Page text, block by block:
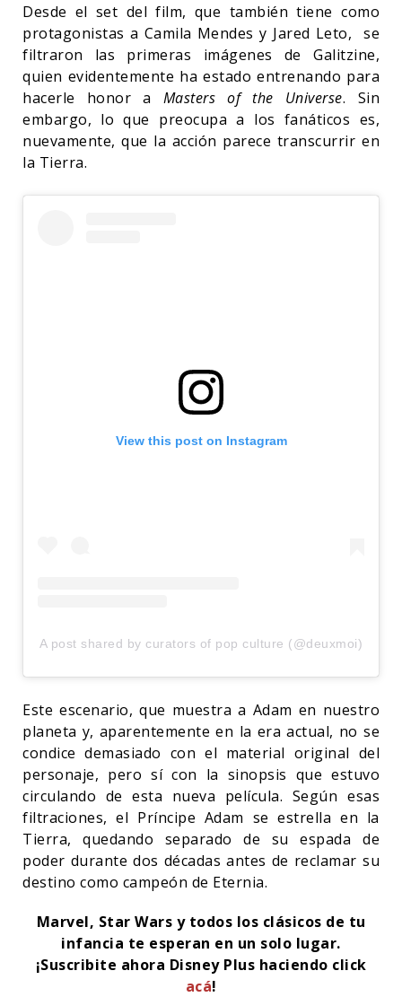
Desde el set del film, que también tiene como
protagonistas a Camila Mendes y Jared Leto, se
filtraron las primeras imágenes de Galitzine,
quien evidentemente ha estado entrenando para
hacerle honor a Masters of the Universe. Sin
embargo, lo que preocupa a los fanáticos es,
nuevamente, que la acción parece transcurrir en
la Tierra.
View this post on Instagram
A post shared by curators of pop culture (@deuxmoi)
Este escenario, que muestra a Adam en nuestro
planeta y, aparentemente en la era actual, no se
condice demasiado con el material original del
personaje, pero sí con la sinopsis que estuvo
circulando de esta nueva película. Según esas
filtraciones, el Príncipe Adam se estrella en la
Tierra, quedando separado de su espada de
poder durante dos décadas antes de reclamar su
destino como campeón de Eternia.
Marvel, Star Wars y todos los clásicos de tu
infancia te esperan en un solo lugar.
¡Suscribite ahora Disney Plus haciendo click
acá!